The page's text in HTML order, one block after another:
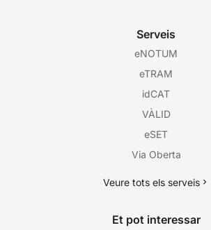
Serveis
eNOTUM
eTRAM
idCAT
VÀLID
eSET
Via Oberta
Veure tots els serveis
Et pot interessar